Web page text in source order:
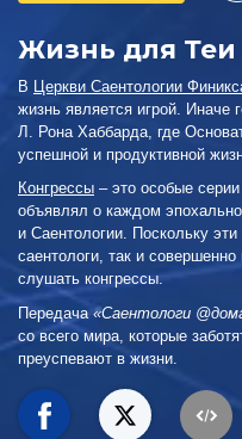
Жизнь для Теи
В Церкви Саентологии
жизнь является игрой. Иначе
Л. Рона Хаббарда, где
успешной и продуктивной
Конгрессы – это особые
объявлял о каждом
и Саентологии. Поскольку
саентологи, так и
слушать конгрессы.
Передача «Саентологи
со всего мира, которые
преуспевают в жизни.